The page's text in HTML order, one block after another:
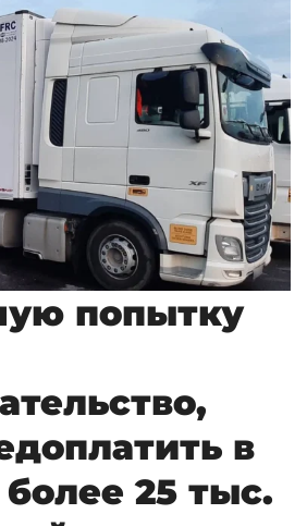
попытку
в
25 тыс.